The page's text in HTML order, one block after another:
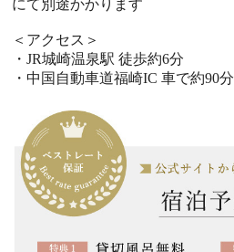
にて別途かかります
＜アクセス＞
・JR城崎温泉駅 徒歩約6分
・中国自動車道福崎IC 車で約90分